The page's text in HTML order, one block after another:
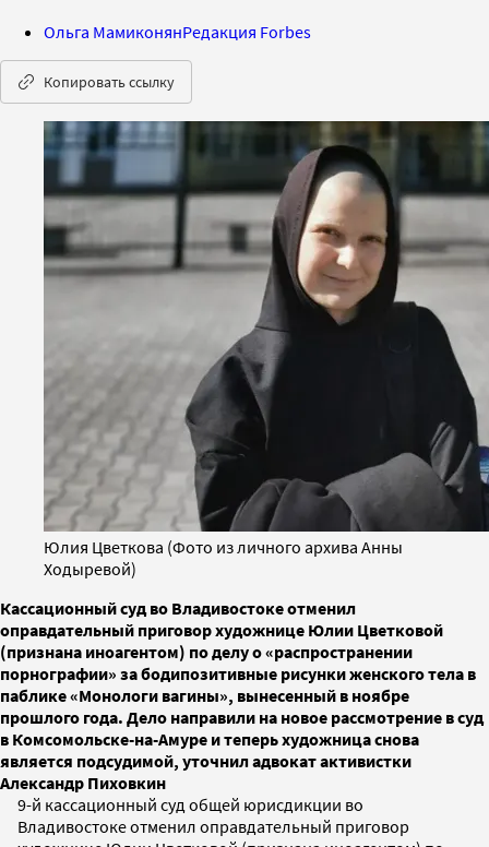
Ольга МамиконянРедакция Forbes
Копировать ссылку
Юлия Цветкова (Фото из личного архива Анны
Ходыревой)
Кассационный суд во Владивостоке отменил
оправдательный приговор художнице Юлии Цветковой
(признана иноагентом) по делу о «распространении
порнографии» за бодипозитивные рисунки женского тела в
паблике «Монологи вагины», вынесенный в ноябре
прошлого года. Дело направили на новое рассмотрение в суд
в Комсомольске-на-Амуре и теперь художница снова
является подсудимой, уточнил адвокат активистки
Александр Пиховкин
9-й кассационный суд общей юрисдикции во
Владивостоке отменил оправдательный приговор